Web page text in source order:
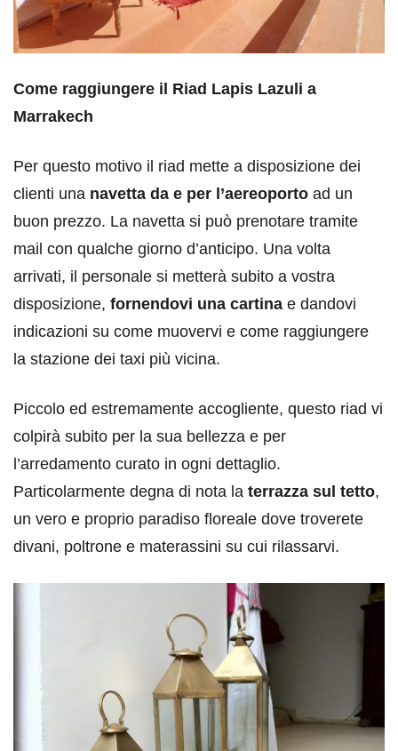
Come raggiungere il Riad Lapis Lazuli a
Marrakech
Per questo motivo il riad mette a disposizione dei
clienti una navetta da e per l’aereoporto ad un
buon prezzo. La navetta si può prenotare tramite
mail con qualche giorno d’anticipo. Una volta
arrivati, il personale si metterà subito a vostra
disposizione, fornendovi una cartina e dandovi
indicazioni su come muovervi e come raggiungere
la stazione dei taxi più vicina.
Piccolo ed estremamente accogliente, questo riad vi
colpirà subito per la sua bellezza e per
l’arredamento curato in ogni dettaglio.
Particolarmente degna di nota la terrazza sul tetto,
un vero e proprio paradiso floreale dove troverete
divani, poltrone e materassini su cui rilassarvi.